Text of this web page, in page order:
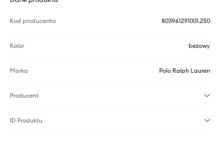
Kod producenta 803961291001.250
Kolor beżowy
Marka Polo Ralph Lauren
Producent
ID Produktu